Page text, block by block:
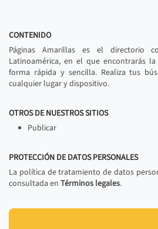
CONTENIDO
Páginas Amarillas es el directorio
Latinoamérica, en el que encontrarás
forma rápida y sencilla. Realiza tus
cualquier lugar y dispositivo.
OTROS DE NUESTROS SITIOS
Publicar
PROTECCIÓN DE DATOS PERSONALES
La política de tratamiento de datos
consultada en Términos legales.